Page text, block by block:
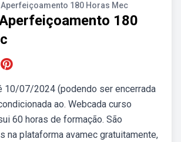
Aperfeiçoamento 180 Horas Mec
180
07/2024 (podendo ser encerrada
ao. Webcada curso
60 horas de formação. São
na plataforma avamec gratuitamente,